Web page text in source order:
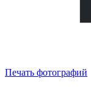
Печать фотографий